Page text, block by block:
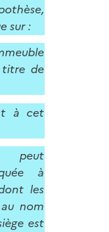
sur :
titre de
à cet
peut
à
les
nom
est